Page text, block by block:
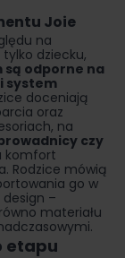
Joie
na
dziecku,
odporne na
system
doceniają
oraz
na
czy
komfort
Rodzice mówią
go w
–
materiału
etapu